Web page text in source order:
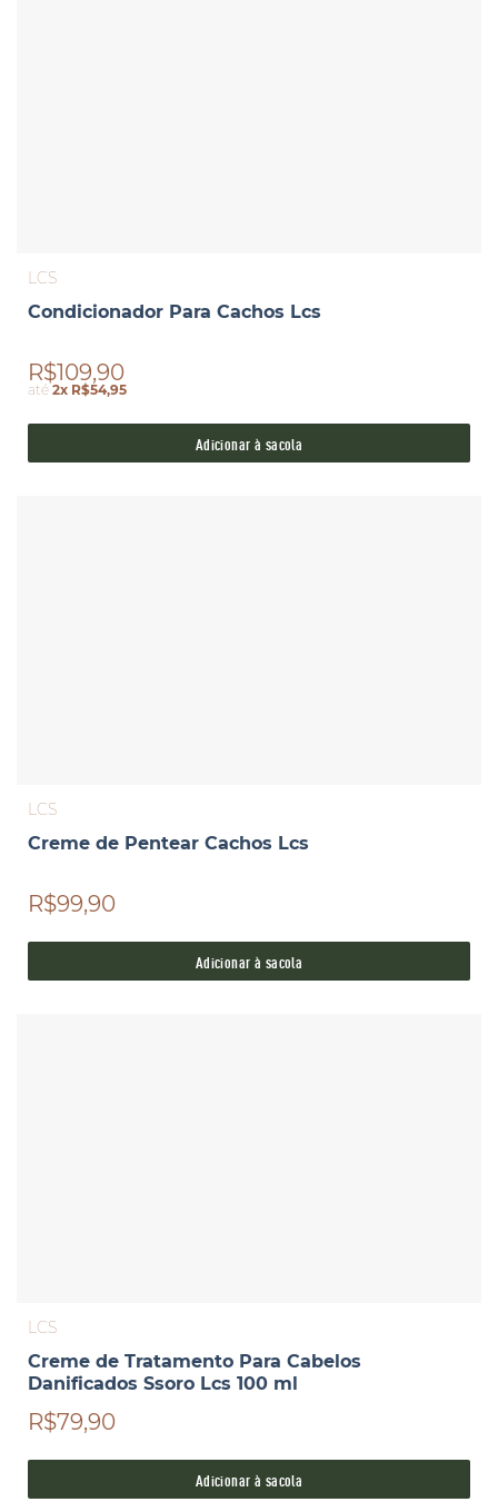
LCS
Condicionador Para Cachos Lcs
R$109,90
até2x R$54,95
Adicionar à sacola
LCS
Creme de Pentear Cachos Lcs
R$99,90
Adicionar à sacola
LCS
Creme de Tratamento Para Cabelos
Danificados Ssoro Lcs 100 ml
R$79,90
Adicionar à sacola